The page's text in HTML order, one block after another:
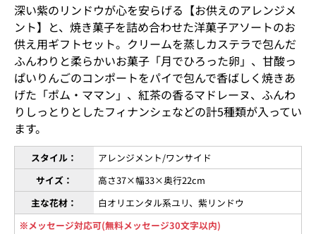
深い紫のリンドウが心を安らげる【お供えのアレンジメ
ント】と、焼き菓子を詰め合わせた洋菓子アソートのお
供え用ギフトセット。クリームを蒸しカステラで包んだ
ふんわりと柔らかいお菓子「月でひろった卵」、甘酸っ
ぱいりんごのコンポートをパイで包んで香ばしく焼きあ
げた「ポム・ママン」、紅茶の香るマドレーヌ、ふんわ
りしっとりとしたフィナンシェなどの計5種類が入ってい
ます。
スタイル：
アレンジメント/ワンサイド
サイズ：
高さ37×幅33×奥行22cm
主な花材：
白オリエンタル系ユリ、紫リンドウ
※メッセージ対応可(無料メッセージ30文字以内)